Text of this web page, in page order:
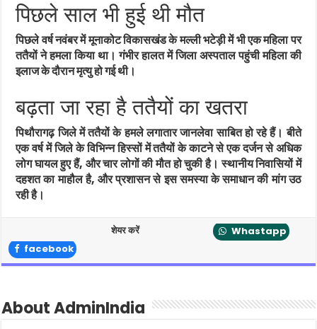
पिछले साल भी हुई थी मौत
पिछले वर्ष नवंबर में मूनाकोट विकासखंड के मल्ली भटेड़ी में भी एक महिला पर
ततैयों ने हमला किया था। गंभीर हालत में जिला अस्पताल पहुंची महिला की
इलाज के दौरान मृत्यु हो गई थी।
बढ़ता जा रहा है ततैयों का खतरा
पिथौरागढ़ जिले में ततैयों के हमले लगातार जानलेवा साबित हो रहे हैं। बीते
एक वर्ष में जिले के विभिन्न हिस्सों में ततैयों के काटने से एक दर्जन से अधिक
लोग घायल हुए हैं, और चार लोगों की मौत हो चुकी है। स्थानीय निवासियों में
दहशत का माहौल है, और प्रशासन से इस समस्या के समाधान की मांग उठ
रही है।
शेयर करें
Whastapp
facebook
About AdminIndia